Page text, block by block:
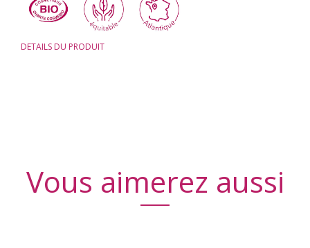
DETAILS DU PRODUIT
Vous aimerez aussi